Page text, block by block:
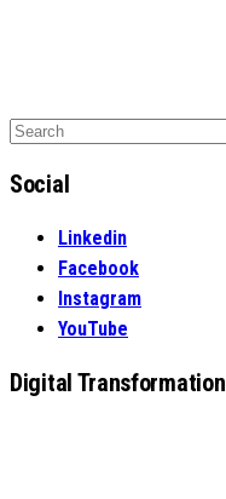
Search
Social
Linkedin
Facebook
Instagram
YouTube
Digital Transformation